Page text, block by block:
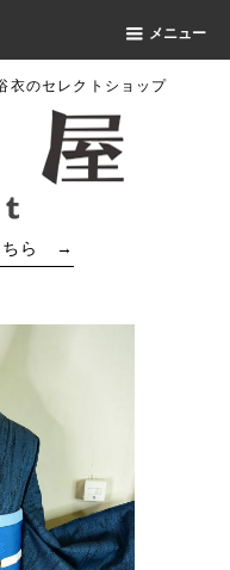
メニュー
衣のセレクトショップ
ら →